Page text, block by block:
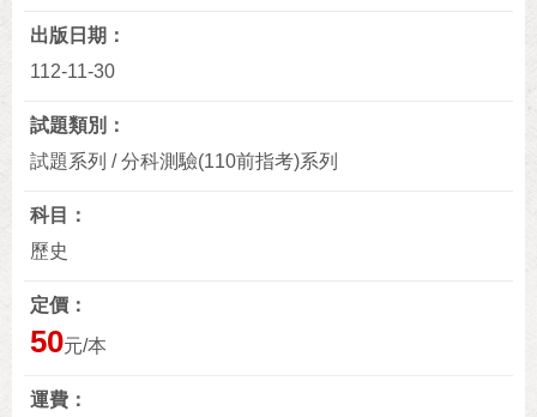
出版日期
112-11-30
試題類別
試題系列 / 分科測驗(110前指考)系列
科目
歷史
定價
50元/本
運費